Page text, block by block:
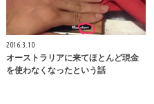
2016.3.10
オーストラリアに来てほとんど現金
を使わなくなったという話